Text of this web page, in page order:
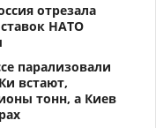
отрезала
НАТО
парализовали
встают,
тонн, а Киев